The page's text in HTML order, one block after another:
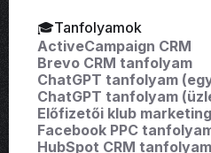
🎓Tanfolyamok
ActiveCampaign CRM
Brevo CRM tanfolyam
ChatGPT tanfolyam
ChatGPT tanfolyam
Előfizetői klub marketing
Facebook PPC
HubSpot CRM tanfolyam